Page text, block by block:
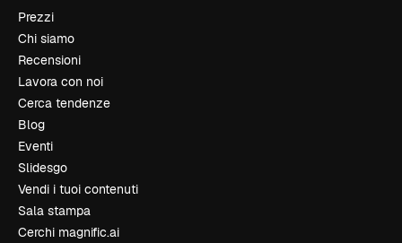
Prezzi
Chi siamo
Recensioni
Lavora con noi
Cerca tendenze
Blog
Eventi
Slidesgo
Vendi i tuoi contenuti
Sala stampa
Cerchi magnific.ai